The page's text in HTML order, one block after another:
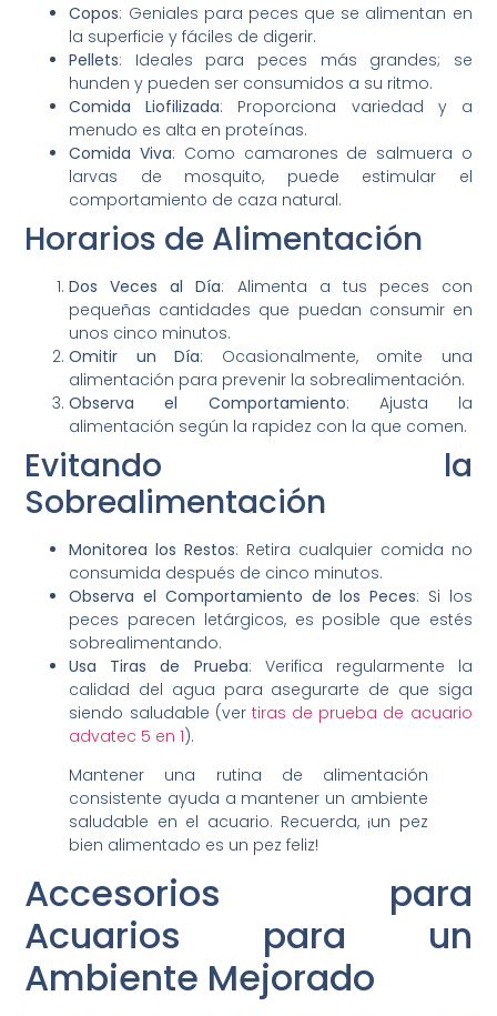
Copos: Geniales para peces que se alimentan en
la superficie y fáciles de digerir.
Pellets: Ideales para peces más grandes; se
hunden y pueden ser consumidos a su ritmo.
Comida Liofilizada: Proporciona variedad y a
menudo es alta en proteínas.
Comida Viva: Como camarones de salmuera o
larvas de mosquito, puede estimular el
comportamiento de caza natural.
Horarios de Alimentación
Dos Veces al Día: Alimenta a tus peces con
pequeñas cantidades que puedan consumir en
unos cinco minutos.
Omitir un Día: Ocasionalmente, omite una
alimentación para prevenir la sobrealimentación.
Observa el Comportamiento: Ajusta la
alimentación según la rapidez con la que comen.
Evitando la
Sobrealimentación
Monitorea los Restos: Retira cualquier comida no
consumida después de cinco minutos.
Observa el Comportamiento de los Peces: Si los
peces parecen letárgicos, es posible que estés
sobrealimentando.
Usa Tiras de Prueba: Verifica regularmente la
calidad del agua para asegurarte de que siga
siendo saludable (ver tiras de prueba de acuario
advatec 5 en 1).
Mantener una rutina de alimentación
consistente ayuda a mantener un ambiente
saludable en el acuario. Recuerda, ¡un pez
bien alimentado es un pez feliz!
Accesorios para
Acuarios para un
Ambiente Mejorado